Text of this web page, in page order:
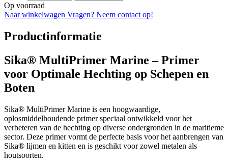
Op voorraad
Naar winkelwagen Vragen? Neem contact op!
Productinformatie
Sika® MultiPrimer Marine – Primer
voor Optimale Hechting op Schepen en
Boten
Sika® MultiPrimer Marine is een hoogwaardige,
oplosmiddelhoudende primer speciaal ontwikkeld voor het
verbeteren van de hechting op diverse ondergronden in de maritieme
sector. Deze primer vormt de perfecte basis voor het aanbrengen van
Sika® lijmen en kitten en is geschikt voor zowel metalen als
houtsoorten.